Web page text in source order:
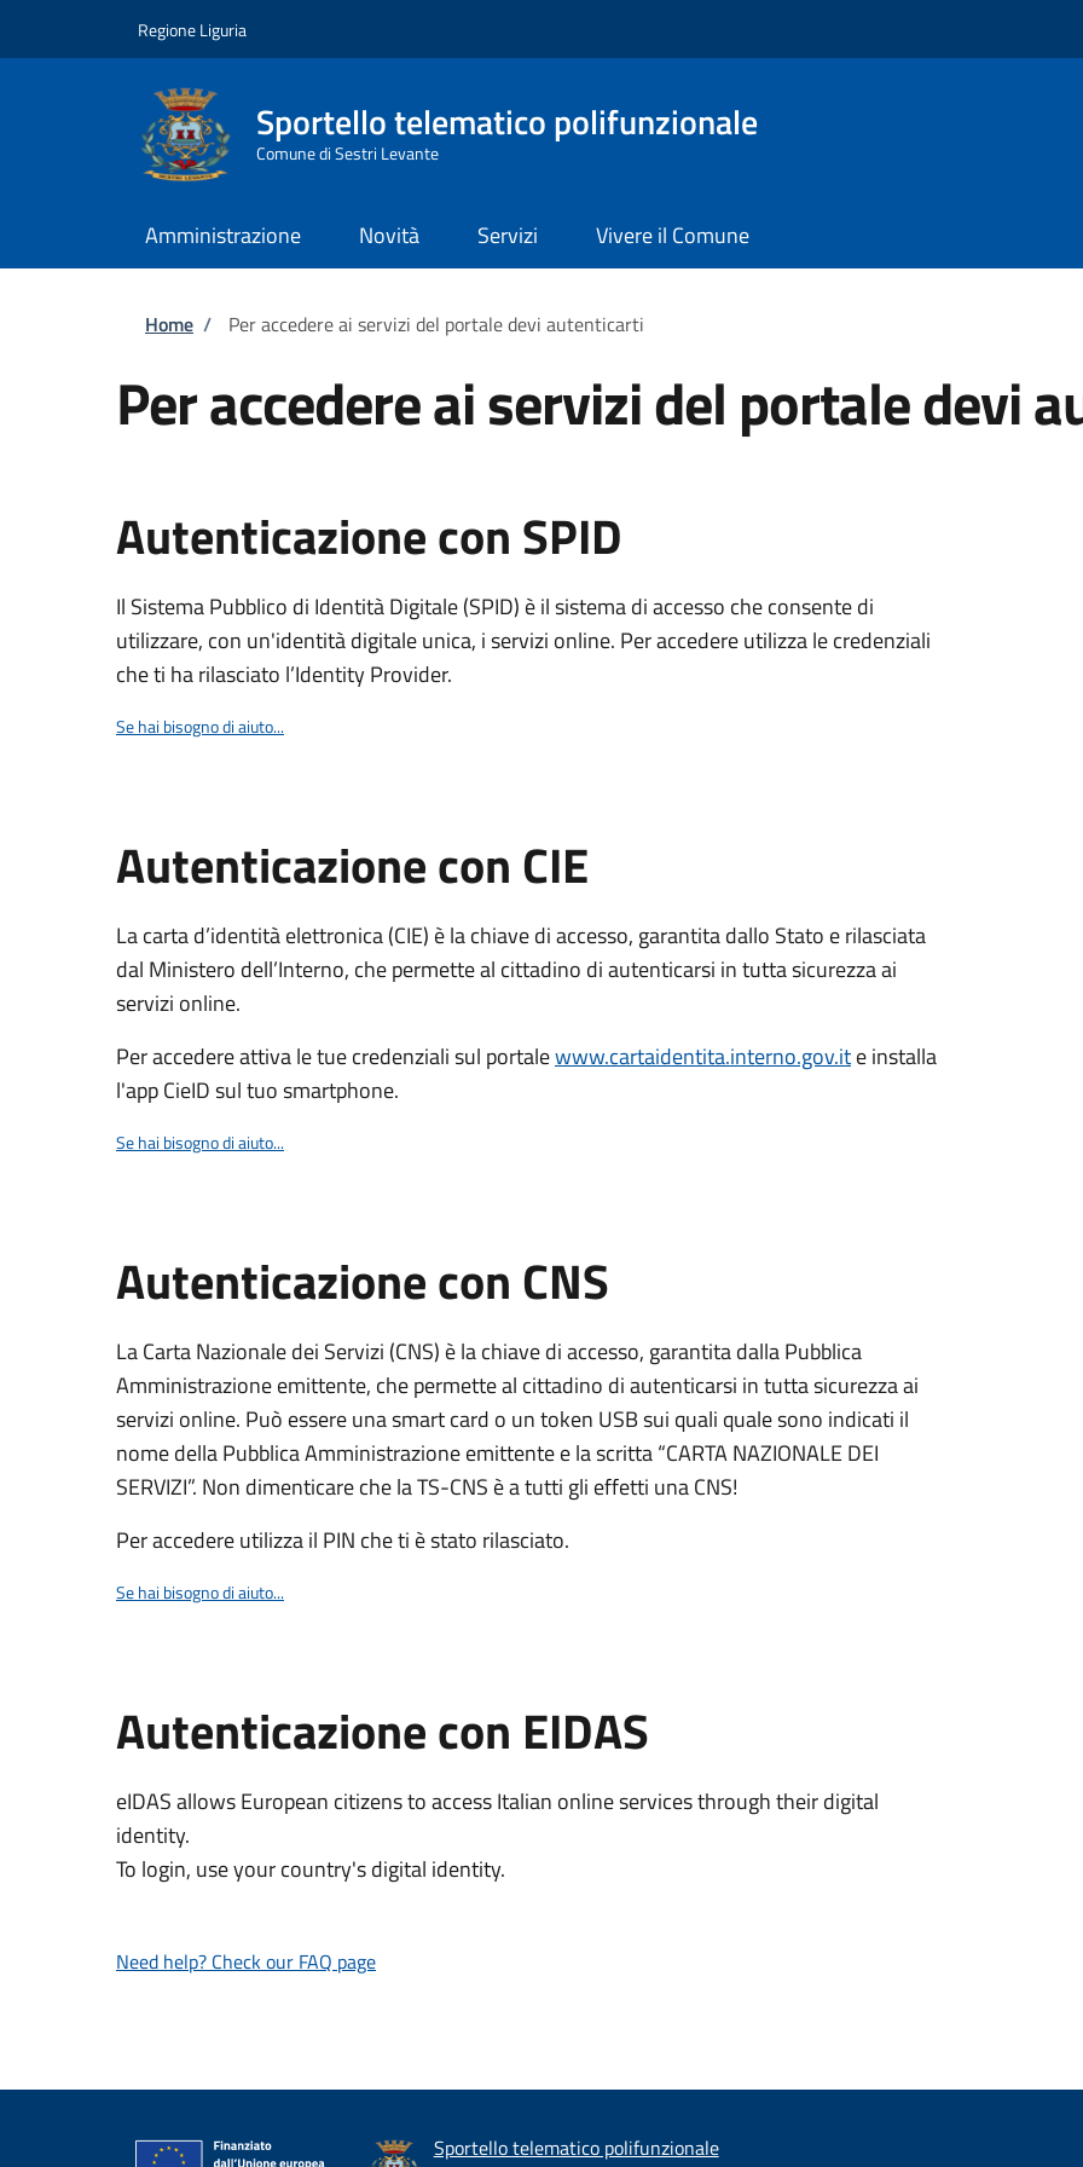
Regione Liguria
Sportello telematico polifunzionale
Comune di Sestri Levante
Amministrazione Novità Servizi Vivere il Comune
Briciole di pane
Home / Per accedere ai servizi del portale devi autenticarti
Per accedere ai servizi del portale devi
Autenticazione con SPID
Il Sistema Pubblico di Identità Digitale (SPID) è il sistema di accesso che consente di
utilizzare, con un'identità digitale unica, i servizi online. Per accedere utilizza le credenziali
che ti ha rilasciato l’Identity Provider.
Se hai bisogno di aiuto...
Autenticazione con CIE
La carta d’identità elettronica (CIE) è la chiave di accesso, garantita dallo Stato e rilasciata
dal Ministero dell’Interno, che permette al cittadino di autenticarsi in tutta sicurezza ai
servizi online.
Per accedere attiva le tue credenziali sul portalewww.cartaidentita.interno.gov.ite installa
l'app CieID sul tuo smartphone.
Se hai bisogno di aiuto...
Autenticazione con CNS
La Carta Nazionale dei Servizi (CNS) è la chiave di accesso, garantita dalla Pubblica
Amministrazione emittente, che permette al cittadino di autenticarsi in tutta sicurezza ai
servizi online. Può essere una smart card o un token USB sui quali quale sono indicati il
nome della Pubblica Amministrazione emittente e la scritta “CARTA NAZIONALE DEI
SERVIZI”. Non dimenticare che la TS-CNS è a tutti gli effetti una CNS!
Per accedere utilizza il PIN che ti è stato rilasciato.
Se hai bisogno di aiuto...
Autenticazione con EIDAS
eIDAS allows European citizens to access Italian online services through their digital
identity.
To login, use your country's digital identity.
Need help? Check our FAQ page
Sportello telematico polifunzionale